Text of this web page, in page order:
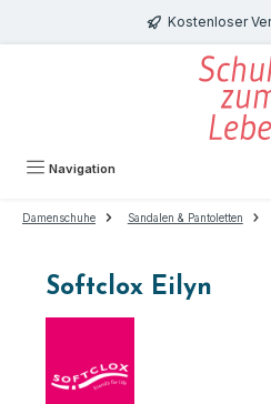
Zum Hauptinhalt springen Kostenloser
Navigation
Damenschuhe Sandalen & Pantoletten
Softclox Eilyn